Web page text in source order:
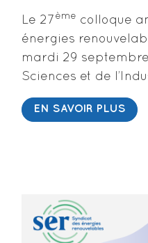
Le 27 ème colloque
énergies
mardi 29
Sciences et de
EN SAVOIR PLUS